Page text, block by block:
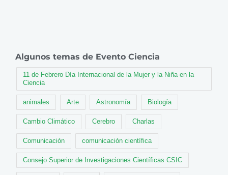
Algunos temas de Evento Ciencia
11 de Febrero Día Internacional de la Mujer y la Niña en la
Ciencia
animales Arte Astronomía Biología
Cambio Climático Cerebro Charlas
Comunicación comunicación científica
Consejo Superior de Investigaciones Científicas CSIC